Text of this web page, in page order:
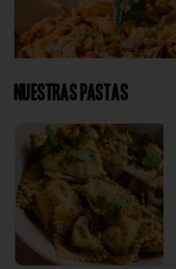
Nuestras Pastas